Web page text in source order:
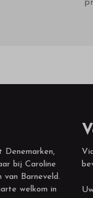
Denemarken,
bij Caroline
Barneveld.
welkom in